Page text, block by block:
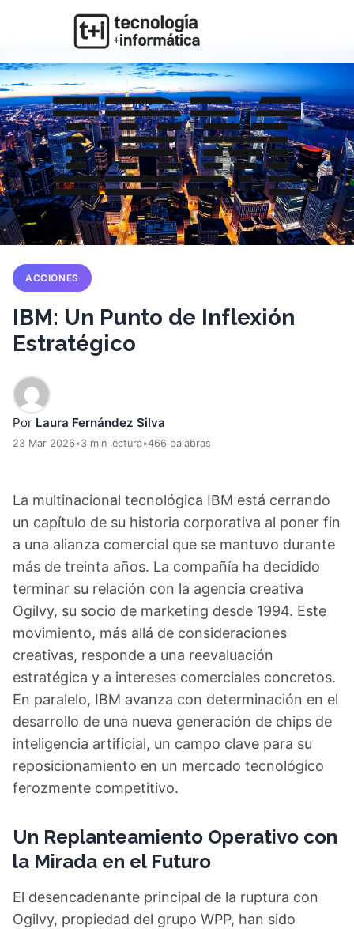
ACCIONES
IBM: Un Punto de Inflexión
Estratégico
Por Laura Fernández Silva
23 Mar 2026•3 min lectura•466 palabras
La multinacional tecnológica IBM está cerrando
un capítulo de su historia corporativa al poner fin
a una alianza comercial que se mantuvo durante
más de treinta años. La compañía ha decidido
terminar su relación con la agencia creativa
Ogilvy, su socio de marketing desde 1994. Este
movimiento, más allá de consideraciones
creativas, responde a una reevaluación
estratégica y a intereses comerciales concretos.
En paralelo, IBM avanza con determinación en el
desarrollo de una nueva generación de chips de
inteligencia artificial, un campo clave para su
reposicionamiento en un mercado tecnológico
ferozmente competitivo.
Un Replanteamiento Operativo con
la Mirada en el Futuro
El desencadenante principal de la ruptura con
Ogilvy, propiedad del grupo WPP, han sido